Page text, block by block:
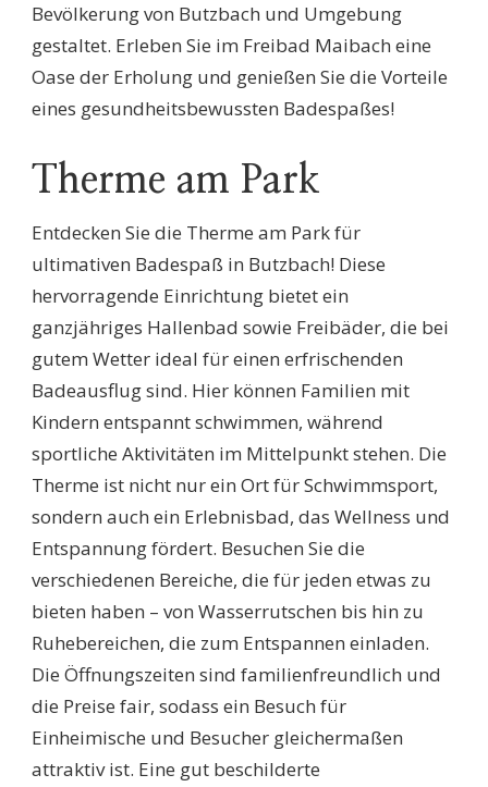
Bevölkerung von Butzbach und Umgebung
gestaltet. Erleben Sie im Freibad Maibach eine
Oase der Erholung und genießen Sie die Vorteile
eines gesundheitsbewussten Badespaßes!
Therme am Park
Entdecken Sie die Therme am Park für
ultimativen Badespaß in Butzbach! Diese
hervorragende Einrichtung bietet ein
ganzjähriges Hallenbad sowie Freibäder, die bei
gutem Wetter ideal für einen erfrischenden
Badeausflug sind. Hier können Familien mit
Kindern entspannt schwimmen, während
sportliche Aktivitäten im Mittelpunkt stehen. Die
Therme ist nicht nur ein Ort für Schwimmsport,
sondern auch ein Erlebnisbad, das Wellness und
Entspannung fördert. Besuchen Sie die
verschiedenen Bereiche, die für jeden etwas zu
bieten haben – von Wasserrutschen bis hin zu
Ruhebereichen, die zum Entspannen einladen.
Die Öffnungszeiten sind familienfreundlich und
die Preise fair, sodass ein Besuch für
Einheimische und Besucher gleichermaßen
attraktiv ist. Eine gut beschilderte